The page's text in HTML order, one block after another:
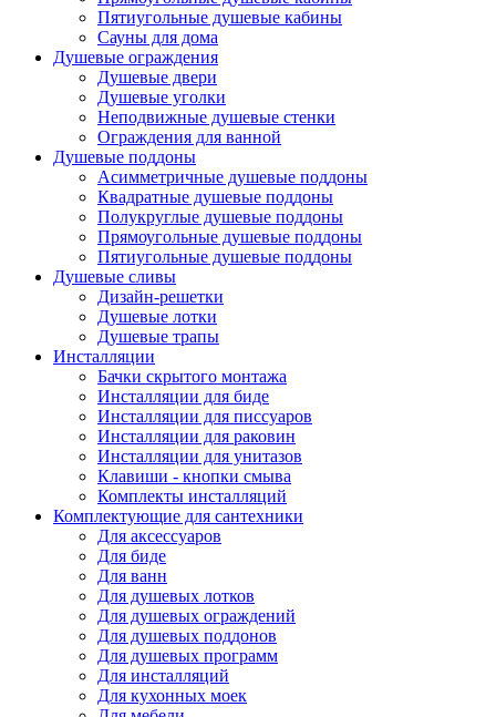
Пятиугольные душевые кабины
Сауны для дома
Душевые ограждения
Душевые двери
Душевые уголки
Неподвижные душевые стенки
Ограждения для ванной
Душевые поддоны
Асимметричные душевые поддоны
Квадратные душевые поддоны
Полукруглые душевые поддоны
Прямоугольные душевые поддоны
Пятиугольные душевые поддоны
Душевые сливы
Дизайн-решетки
Душевые лотки
Душевые трапы
Инсталляции
Бачки скрытого монтажа
Инсталляции для биде
Инсталляции для писсуаров
Инсталляции для раковин
Инсталляции для унитазов
Клавиши - кнопки смыва
Комплекты инсталляций
Комплектующие для сантехники
Для аксессуаров
Для биде
Для ванн
Для душевых лотков
Для душевых ограждений
Для душевых поддонов
Для душевых программ
Для инсталляций
Для кухонных моек